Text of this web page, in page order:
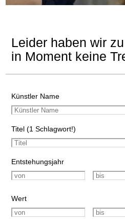
Leider haben wir
in Moment keine
Künstler Name
Titel (1 Schlagwort!)
Entstehungsjahr
Wert